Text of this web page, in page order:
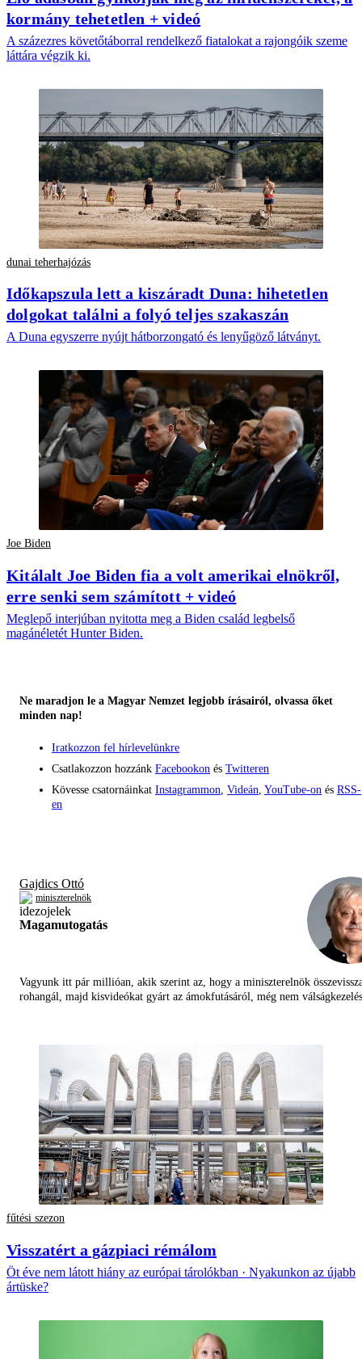
kormány tehetetlen + videó
A százezres követőtáborral rendelkező fiatalokat a rajongóik szeme
láttára végzik ki.
dunai teherhajózás
Időkapszula lett a kiszáradt Duna: hihetetlen
dolgokat találni a folyó teljes szakaszán
A Duna egyszerre nyújt hátborzongató és lenyűgöző látványt.
Joe Biden
Kitálalt Joe Biden fia a volt amerikai elnökről,
erre senki sem számított + videó
Meglepő interjúban nyitotta meg a Biden család legbelső
magánéletét Hunter Biden.
Ne maradjon le a Magyar Nemzet legjobb írásairól, olvassa őket
minden nap!
Iratkozzon fel hírlevelünkre
Csatlakozzon hozzánk Facebookon és Twitteren
Kövesse csatornáinkat Instagrammon Videán YouTube-on és RSS-
en
Gajdics Ottó
miniszterelnök
Magamutogatás
Vagyunk itt pár millióan, akik szerint az, hogy a miniszterelnök
rohangál, majd kisvideókat gyárt az ámokfutásáról, még nem
fűtési szezon
Visszatért a gázpiaci rémálom
Öt éve nem látott hiány az európai tárolókban · Nyakunkon az újabb
ártüske?